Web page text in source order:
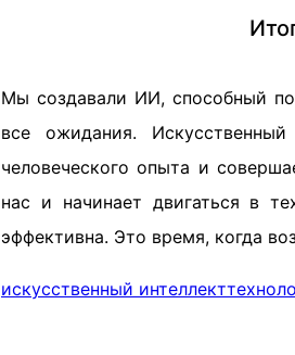
Мы создавали ИИ, способный
все ожидания.
человеческого опыта и
нас и начинает двигаться в
эффективна. Это время, когда
искусственный интеллект